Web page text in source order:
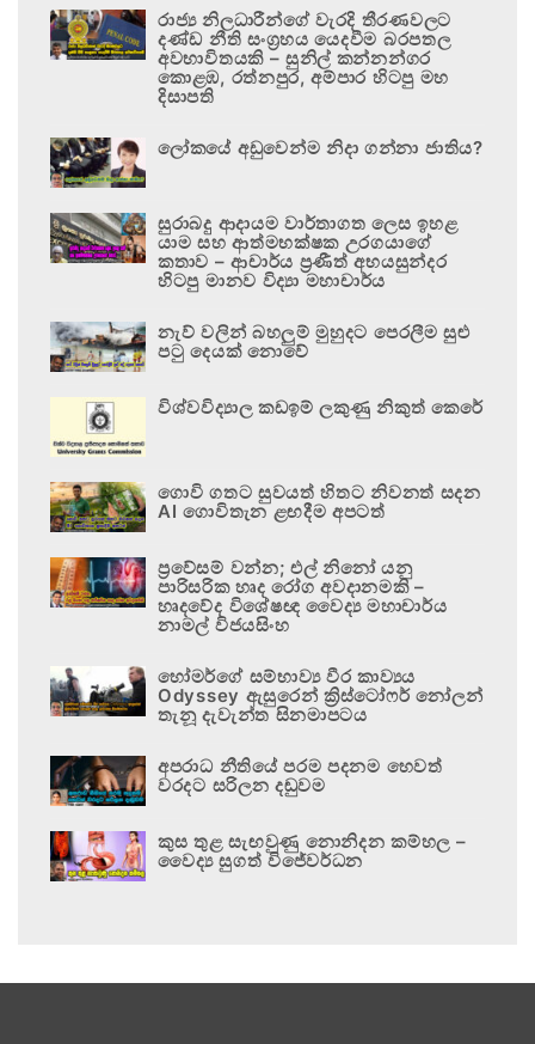
රාජ්‍ය නිලධාරීන්ගේ වැරදි තීරණවලට
දණ්ඩ නීති සංග්‍රහය යෙදවීම බරපතල
අවභාවිතයකි – සුනිල් කන්නන්ගර
කොළඹ, රත්නපුර, අම්පාර හිටපු මහ
දිසාපති
ලෝකයේ අඩුවෙන්ම නිදා ගන්නා ජාතිය?
සුරාබදු ආදායම වාර්තාගත ලෙස ඉහළ
යාම සහ ආත්මභක්ෂක උරගයාගේ
කතාව – ආචාර්ය ප්‍රණීත් අභයසුන්දර
හිටපු මානව විද්‍යා මහාචාර්ය
නැව් වලින් බහලුම් මුහුදට පෙරලීම සුළු
පටු දෙයක් නොවේ
විශ්වවිද්‍යාල කඩඉම් ලකුණු නිකුත් කෙරේ
ගොවි ගතට සුවයත් හිතට නිවනත් සදන
AI ගොවිතැන ළඟදීම අපටත්
ප්‍රවේසම් වන්න; එල් නිනෝ යනු
පාරිසරික හෘද රෝග අවදානමකි –
හෘදවේද විශේෂඥ වෛද්‍ය මහාචාර්ය
නාමල් විජයසිංහ
හෝමර්ගේ සම්භාව්‍ය වීර කාව්‍යය
Odyssey ඇසුරෙන් ක්‍රිස්ටෝෆර් නෝලන්
තැනූ දැවැන්ත සිනමාපටය
අපරාධ නීතියේ පරම පදනම හෙවත්
වරදට සරිලන දඬුවම
කුස තුළ සැඟවුණු නොනිදන කම්හල –
වෛද්‍ය සුගත් විජේවර්ධන